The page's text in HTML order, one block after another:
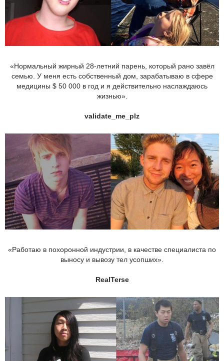
«Нормальный жирный 28-летний парень, который рано завёл
семью. У меня есть собственный дом, зарабатываю в сфере
медицины $ 50 000 в год и я действительно наслаждаюсь
жизнью».
validate_me_plz
«Работаю в похоронной индустрии, в качестве специалиста по
выносу и вывозу тел усопших».
RealTerse